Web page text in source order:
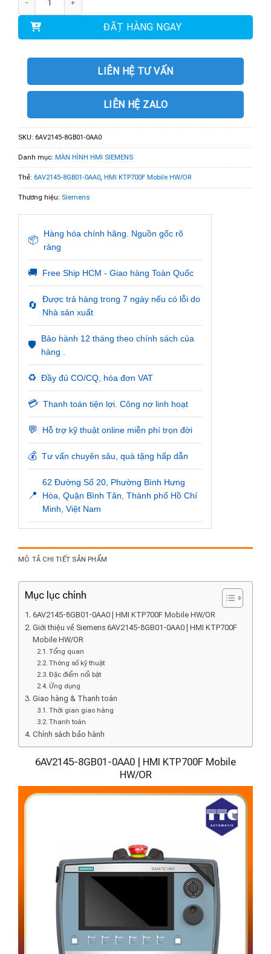
ĐẶT HÀNG NGAY
LIÊN HỆ TƯ VẤN
LIÊN HỆ ZALO
SKU: 6AV2145-8GB01-0AA0
Danh mục: MÀN HÌNH HMI SIEMENS
Thẻ: 6AV2145-8GB01-0AA0, HMI KTP700F Mobile HW/OR
Thương hiệu: Siemens
📦
Hàng hóa chính hãng. Nguồn gốc rõ
ràng
🚚 Free Ship HCM - Giao hàng Toàn Quốc
🔄
Được trả hàng trong 7 ngày nếu có lỗi do
Nhà sản xuất
🛡️
Bảo hành 12 tháng theo chính sách của
hàng .
♻️ Đầy đủ CO/CQ, hóa đơn VAT
💳 Thanh toán tiện lợi. Công nợ linh hoạt
💬 Hỗ trợ kỹ thuật online miễn phí trọn đời
💰 Tư vấn chuyên sâu, quà tặng hấp dẫn
📍
62 Đường Số 20, Phường Bình Hưng
Hòa, Quận Bình Tân, Thành phố Hồ Chí
Minh, Việt Nam
MÔ TẢ CHI TIẾT SẢN PHẨM
Mục lục chính
6AV2145-8GB01-0AA0 | HMI KTP700F Mobile HW/OR
Giới thiệu về Siemens 6AV2145-8GB01-0AA0 | HMI KTP700F
Mobile HW/OR
Tổng quan
Thông số kỹ thuật
Đặc điểm nổi bật
Ứng dụng
Giao hàng & Thanh toán
Thời gian giao hàng
Thanh toán
Chính sách bảo hành
6AV2145-8GB01-0AA0 | HMI KTP700F Mobile
HW/OR